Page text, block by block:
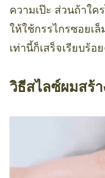
ความเป๊ะ ส่วนถ้าใ
ให้ใช้กรรไกรซอยเ
เท่านี้ก็เสร็จเรียบร้อ
วิธีสไลซ์ผมสร้า